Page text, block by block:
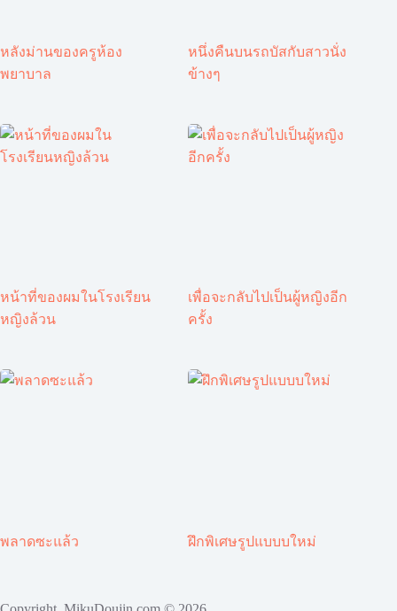
หลังม่านของครูห้อง
พยาบาล
หนึ่งคืนบนรถบัสกับสาวนั่ง
ข้างๆ
หน้าที่ของผมในโรงเรียน
หญิงล้วน
เพื่อจะกลับไปเป็นผู้หญิงอีก
ครั้ง
พลาดซะแล้ว ฝึกพิเศษรูปแบบบใหม่